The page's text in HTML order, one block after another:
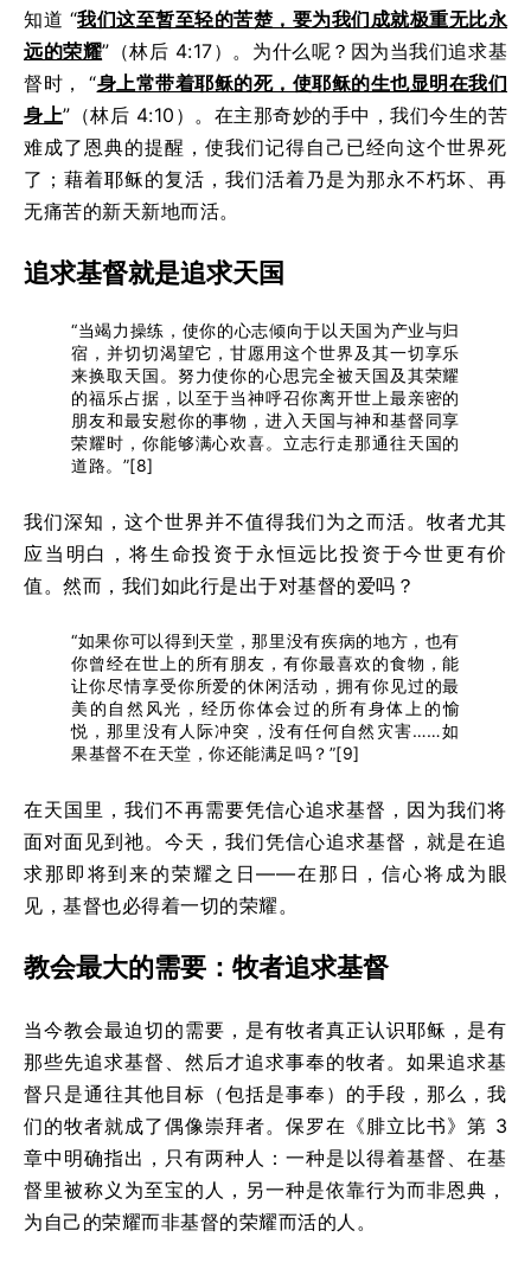
知道 “我们这至暂至轻的苦楚，要为我们成就极重无比永
远的荣耀”（林后 4:17）。为什么呢？因为当我们追求基
督时， “身上常带着耶稣的死，使耶稣的生也显明在我们
身上”（林后 4:10）。在主那奇妙的手中，我们今生的苦
难成了恩典的提醒，使我们记得自己已经向这个世界死
了；藉着耶稣的复活，我们活着乃是为那永不朽坏、再
无痛苦的新天新地而活。
追求基督就是追求天国
“当竭力操练，使你的心志倾向于以天国为产业与归
宿，并切切渴望它，甘愿用这个世界及其一切享乐
来换取天国。努力使你的心思完全被天国及其荣耀
的福乐占据，以至于当神呼召你离开世上最亲密的
朋友和最安慰你的事物，进入天国与神和基督同享
荣耀时，你能够满心欢喜。立志行走那通往天国的
道路。”[8]
我们深知，这个世界并不值得我们为之而活。牧者尤其
应当明白，将生命投资于永恒远比投资于今世更有价
值。然而，我们如此行是出于对基督的爱吗？
“如果你可以得到天堂，那里没有疾病的地方，也有
你曾经在世上的所有朋友，有你最喜欢的食物，能
让你尽情享受你所爱的休闲活动，拥有你见过的最
美的自然风光，经历你体会过的所有身体上的愉
悦，那里没有人际冲突，没有任何自然灾害……如
果基督不在天堂，你还能满足吗？”[9]
在天国里，我们不再需要凭信心追求基督，因为我们将
面对面见到祂。今天，我们凭信心追求基督，就是在追
求那即将到来的荣耀之日——在那日，信心将成为眼
见，基督也必得着一切的荣耀。
教会最大的需要：牧者追求基督
当今教会最迫切的需要，是有牧者真正认识耶稣，是有
那些先追求基督、然后才追求事奉的牧者。如果追求基
督只是通往其他目标（包括是事奉）的手段，那么，我
们的牧者就成了偶像崇拜者。保罗在《腓立比书》第 3
章中明确指出，只有两种人：一种是以得着基督、在基
督里被称义为至宝的人，另一种是依靠行为而非恩典，
为自己的荣耀而非基督的荣耀而活的人。